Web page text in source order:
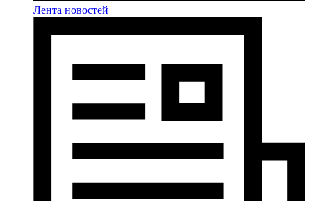
Лента новостей